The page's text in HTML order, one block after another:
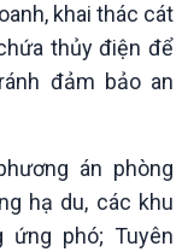
khai thác cát
thủy điện để
đảm bảo an
án phòng
hạ du, các khu
phó; Tuyên